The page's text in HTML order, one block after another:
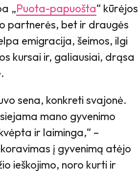
„Puota-papuošta“ kūrėjos
partnerės, bet ir draugės
emigracija, šeimos, ilgi
kursai ir, galiausiai, drąsa
sena, konkreti svajonė.
mano gyvenimo
ir laiminga,“ –
į gyvenimą atėjo
ieškojimo, noro kurti ir